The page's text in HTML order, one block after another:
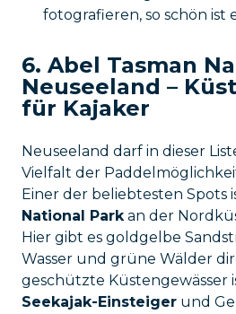
fotografieren, so schön ist
6. Abel Tasman
Neuseeland –
für Kajaker
Neuseeland darf in dieser
Vielfalt der
Einer der beliebtesten Spots
National Parkan der
Hier gibt es goldgelbe
Wasser und grüne Wälder
geschützte Küstengewässer
Seekajak-Einsteiger und